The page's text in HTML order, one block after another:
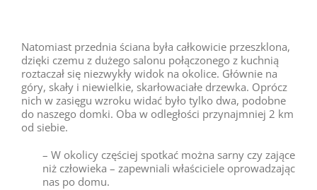
Natomiast przednia ściana była całkowicie przeszklona,
dzięki czemu z dużego salonu połączonego z kuchnią
roztaczał się niezwykły widok na okolice. Głównie na
góry, skały i niewielkie, skarłowaciałe drzewka. Oprócz
nich w zasięgu wzroku widać było tylko dwa, podobne
do naszego domki. Oba w odległości przynajmniej 2 km
od siebie.
– W okolicy częściej spotkać można sarny czy zające
niż człowieka – zapewniali właściciele oprowadzając
nas po domu.